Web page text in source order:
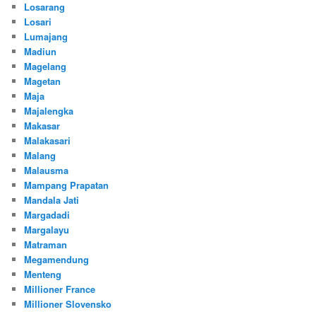
Losarang
Losari
Lumajang
Madiun
Magelang
Magetan
Maja
Majalengka
Makasar
Malakasari
Malang
Malausma
Mampang Prapatan
Mandala Jati
Margadadi
Margalayu
Matraman
Megamendung
Menteng
Millioner France
Millioner Slovensko